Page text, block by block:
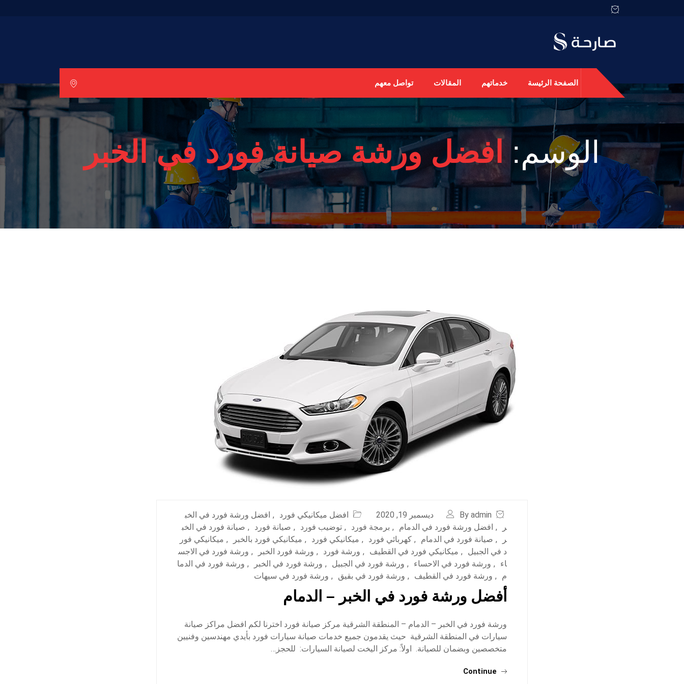
الصفحة الرئيسة خدماتهم المقالات تواصل معهم
الوسم: افضل ورشة صيانة فورد في الخبر
By admin ديسمبر 19, 2020 افضل ميكانيكي فورد , افضل ورشة فورد في الخب
ر
, افضل ورشة فورد في الدمام , برمجة فورد , توضيب فورد , صيانة فورد , صيانة فورد في الخب
ر
, صيانة فورد في الدمام , كهربائي فورد , ميكانيكي فورد , ميكانيكي فورد بالخبر , ميكانيكي فور
د في الجبيل
, ميكانيكي فورد في القطيف , ورشة فورد , ورشة فورد الخبر , ورشة فورد في الاجس
اء
, ورشة فورد في الاحساء , ورشة فورد في الجبيل , ورشة فورد في الخبر , ورشة فورد في الدما
م
, ورشة فورد في القطيف , ورشة فورد في بقيق , ورشة فورد في سيهات
أفضل ورشة فورد في الخبر – الدمام
ورشة فورد في الخبر – الدمام – المنطقة الشرقية مركز صيانة فورد اخترنا لكم افضل مراكز صيانة
سيارات في المنطقة الشرقية حيث يقدمون جميع خدمات صيانة سيارات فورد بأيدي مهندسين وفنيين
متخصصين وبضمان للصيانة. اولاً: مركز اليخت لصيانة السيارات: للحجز…
Continue